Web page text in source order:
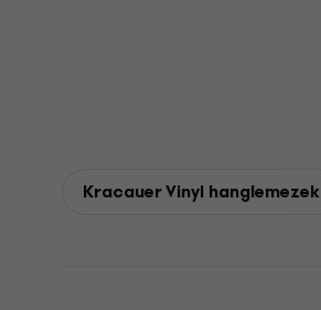
Kracauer Vinyl hanglemezek